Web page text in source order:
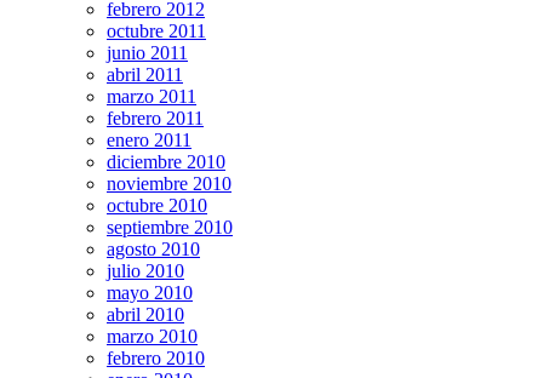
febrero 2012
octubre 2011
junio 2011
abril 2011
marzo 2011
febrero 2011
enero 2011
diciembre 2010
noviembre 2010
octubre 2010
septiembre 2010
agosto 2010
julio 2010
mayo 2010
abril 2010
marzo 2010
febrero 2010